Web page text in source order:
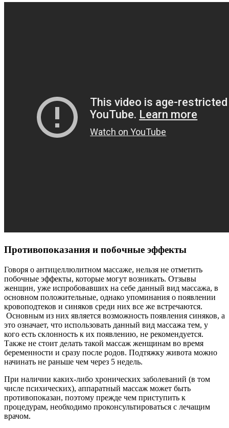
Противопоказания и побочные эффекты
Говоря о антицеллюлитном массаже, нельзя не отметить
побочные эффекты, которые могут возникать. Отзывы
женщин, уже испробовавших на себе данный вид массажа, в
основном положительные, однако упоминания о появлении
кровоподтеков и синяков среди них все же встречаются.
Основным из них является возможность появления синяков, а
это означает, что использовать данный вид массажа тем, у
кого есть склонность к их появлению, не рекомендуется.
Также не стоит делать такой массаж женщинам во время
беременности и сразу после родов. Подтяжку живота можно
начинать не раньше чем через 5 недель.
При наличии каких-либо хронических заболеваний (в том
числе психических), аппаратный массаж может быть
противопоказан, поэтому прежде чем приступить к
процедурам, необходимо проконсультироваться с лечащим
врачом.